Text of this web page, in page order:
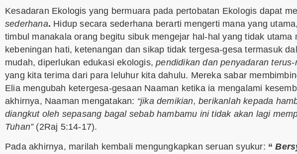
Kesadaran Ekologis yang bermuara pada pertobatan Ekologis dapat
sederhana. Hidup secara sederhana berarti mengerti mana yang
timbul manakala orang begitu sibuk mengejar hal-hal yang tidak utama
kebeningan hati, ketenangan dan sikap tidak tergesa-gesa termasuk
mudah, diperlukan edukasi ekologis,pendidikan dan penyadaran
yang kita terima dari para leluhur kita dahulu. Mereka sabar
Elia mengubah ketergesa-gesaan Naaman ketika ia mengalami
akhirnya, Naaman mengatakan: “jika demikian, berikanlah kepada
diangkut oleh sepasang bagal sebab hambamu ini tidak akan lagi
Tuhan”(2Raj 5:14-17).
Pada akhirnya, marilah kembali mengungkapkan seruan syukur: “